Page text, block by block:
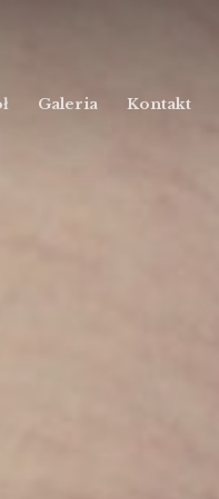
Galeria Kontakt